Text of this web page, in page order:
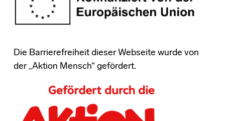
Die Barrierefreiheit dieser Webseite wurde von
der „Aktion Mensch“ gefördert.